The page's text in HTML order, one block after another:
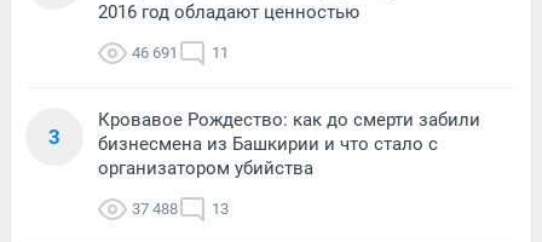
2016 год обладают ценностью
46 691 11
3
Кровавое Рождество: как до смерти забили
бизнесмена из Башкирии и что стало с
организатором убийства
37 488 13